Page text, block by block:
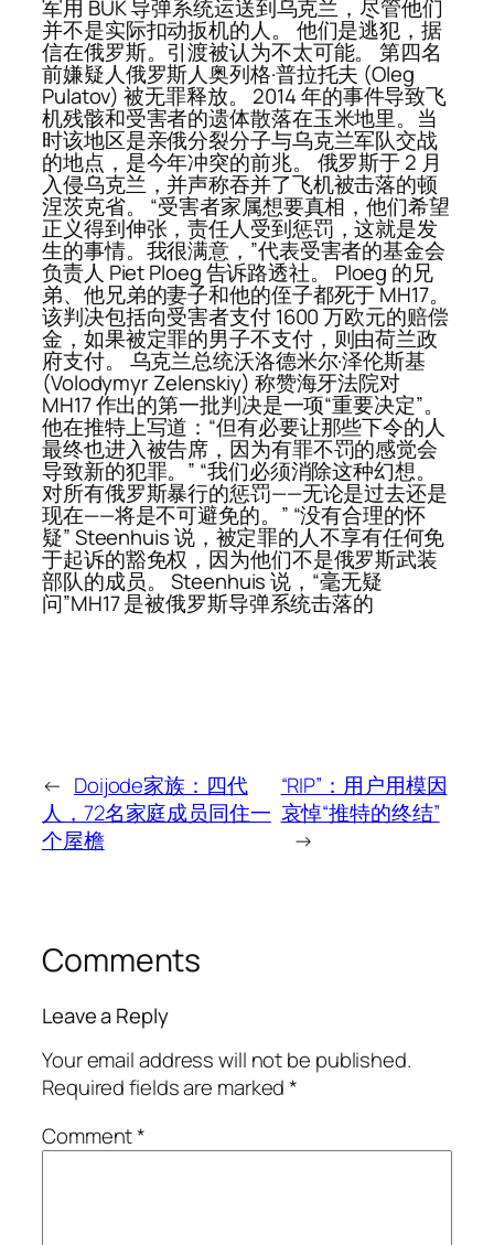
军用 BUK 导弹系统运送到乌克兰，尽管他们
并不是实际扣动扳机的人。 他们是逃犯，据
信在俄罗斯。引渡被认为不太可能。 第四名
前嫌疑人俄罗斯人奥列格·普拉托夫 (Oleg
Pulatov) 被无罪释放。 2014 年的事件导致飞
机残骸和受害者的遗体散落在玉米地里。当
时该地区是亲俄分裂分子与乌克兰军队交战
的地点，是今年冲突的前兆。 俄罗斯于 2 月
入侵乌克兰，并声称吞并了飞机被击落的顿
涅茨克省。 “受害者家属想要真相，他们希望
正义得到伸张，责任人受到惩罚，这就是发
生的事情。我很满意，”代表受害者的基金会
负责人 Piet Ploeg 告诉路透社。 Ploeg 的兄
弟、他兄弟的妻子和他的侄子都死于 MH17。
该判决包括向受害者支付 1600 万欧元的赔偿
金，如果被定罪的男子不支付，则由荷兰政
府支付。 乌克兰总统沃洛德米尔·泽伦斯基
(Volodymyr Zelenskiy) 称赞海牙法院对
MH17 作出的第一批判决是一项“重要决定”。
他在推特上写道：“但有必要让那些下令的人
最终也进入被告席，因为有罪不罚的感觉会
导致新的犯罪。” “我们必须消除这种幻想。
对所有俄罗斯暴行的惩罚——无论是过去还是
现在——将是不可避免的。” “没有合理的怀
疑” Steenhuis 说，被定罪的人不享有任何免
于起诉的豁免权，因为他们不是俄罗斯武装
部队的成员。 Steenhuis 说，“毫无疑
问”MH17 是被俄罗斯导弹系统击落的
← Doijode家族：四代
人，72名家庭成员同住一
个屋檐
“RIP”：用户用模因
哀悼“推特的终结”
→
Comments
Leave a Reply
Your email address will not be published.
Required fields are marked*
Comment*